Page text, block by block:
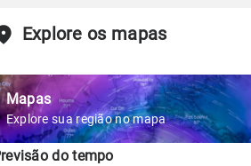
Explore os mapas
Mapas
Explore sua região no mapa
do tempo